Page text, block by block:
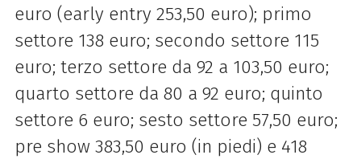
euro (early entry 253,50 euro); primo
settore 138 euro; secondo settore 115
euro; terzo settore da 92 a 103,50 euro;
quarto settore da 80 a 92 euro; quinto
settore 6 euro; sesto settore 57,50 euro;
pre show 383,50 euro (in piedi) e 418